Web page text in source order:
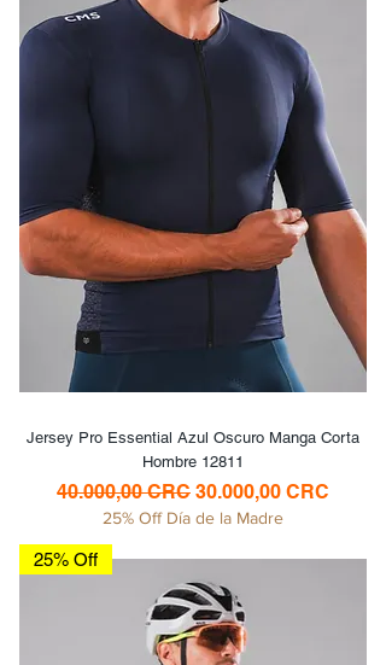
Jersey Pro Essential Azul Oscuro Manga Corta
Hombre 12811
Precio
40.000,00 CRC Precio de oferta
30.000,00 CRC
25% Off Día de la Madre
25% Off